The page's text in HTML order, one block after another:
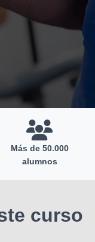
Más de 50.000
alumnos
curso